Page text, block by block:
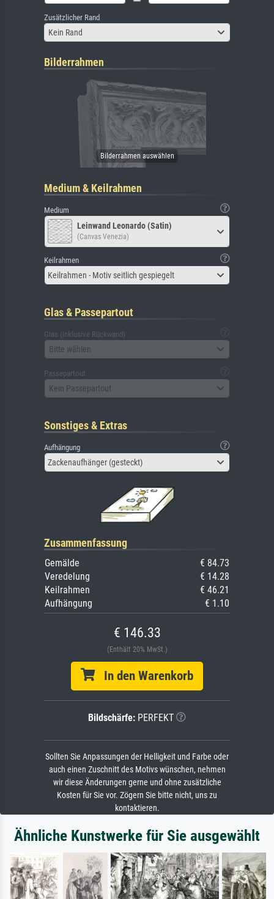
Zusätzlicher Rand
Kein Rand
Bilderrahmen
Medium & Keilrahmen
Medium
Leinwand Leonardo (Satin)
(Canvas Venezia)
Keilrahmen
Keilrahmen - Motiv seitlich gespiegelt
Glas & Passepartout
Glas (inklusive Rückwand)
Bitte wählen
Passepartout
Kein Passepartout
Sonstiges & Extras
Aufhängung
Zackenaufhänger (gesteckt)
Zusammenfassung
Gemälde
€ 84.73
Veredelung
€ 14.28
Keilrahmen
€ 46.21
Aufhängung
€ 1.10
€ 146.33
(Enthält 20% MwSt.)
In den Warenkorb
Bildschärfe: PERFEKT
Sollten Sie Anpassungen der Helligkeit und Farbe oder
auch einen Zuschnitt des Motivs wünschen, nehmen
wir diese Änderungen gerne und ohne zusätzliche
Kosten für Sie vor. Zögern Sie bitte nicht, uns zu
kontaktieren.
Ähnliche Kunstwerke für Sie ausgewählt